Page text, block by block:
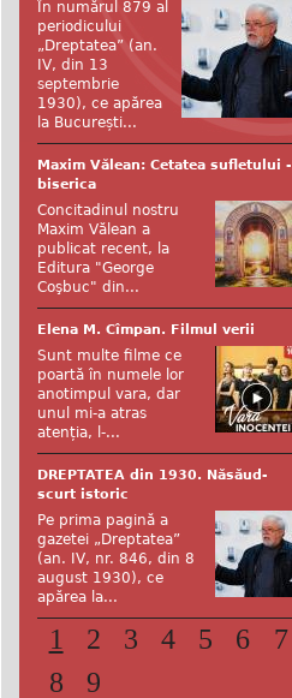
În numărul 879 al
periodicului
„Dreptatea” (an.
IV, din 13
septembrie
1930), ce apărea
la București...
Maxim Vălean: Cetatea sufletului -
biserica
Concitadinul nostru
Maxim Vălean a
publicat recent, la
Editura "George
Coşbuc" din...
Elena M. Cîmpan. Filmul verii
Sunt multe filme ce
poartă în numele lor
anotimpul vara, dar
unul mi-a atras
atenția, l-...
DREPTATEA din 1930. Năsăud-
scurt istoric
Pe prima pagină a
gazetei „Dreptatea”
(an. IV, nr. 846, din 8
august 1930), ce
apărea la...
1 2 3 4 5 6
7
8
9